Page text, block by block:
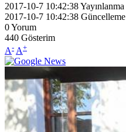
2017-10-7 10:42:38Yayınlanma
2017-10-7 10:42:38 Güncelleme
0Yorum
440 Gösterim
A- A+